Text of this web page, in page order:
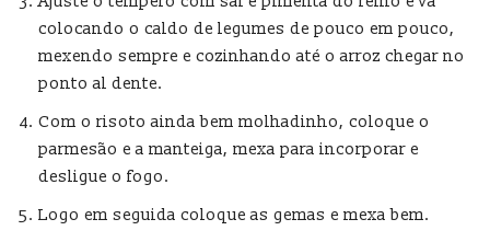
colocando o caldo de legumes de pouco em pouco,
mexendo sempre e cozinhando até o arroz chegar no
ponto al dente.
Com o risoto ainda bem molhadinho, coloque o
parmesão e a manteiga, mexa para incorporar e
desligue o fogo.
Logo em seguida coloque as gemas e mexa bem.